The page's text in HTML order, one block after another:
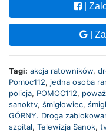
|
|
Tagi: akcja ratowników,
Pomoc112, jedna osoba
policja, POMOC112,
sanoktv, śmigłowiec,
GÓRNY. Droga
szpital, Telewizja Sanok,